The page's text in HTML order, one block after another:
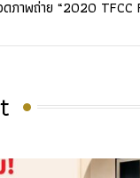
ดภาพถ่าย “2020